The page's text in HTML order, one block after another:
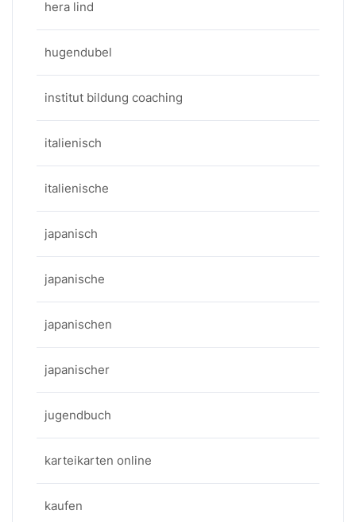
hera lind
hugendubel
institut bildung coaching
italienisch
italienische
japanisch
japanische
japanischen
japanischer
jugendbuch
karteikarten online
kaufen